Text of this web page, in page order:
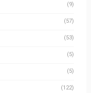
(9)
(57)
(53)
(5)
(5)
(122)